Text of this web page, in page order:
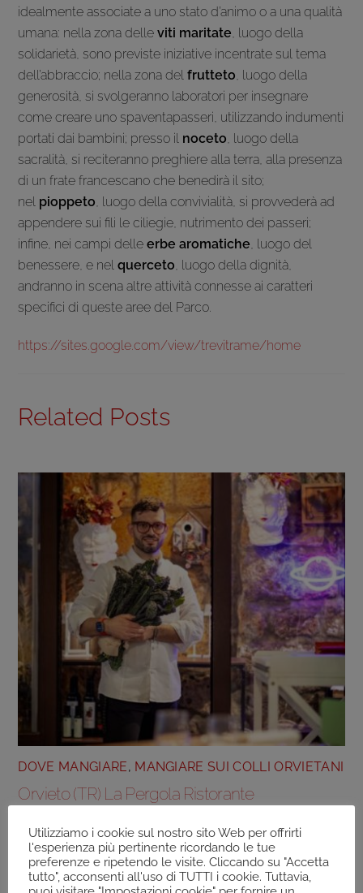
idealmente associate a uno stato d’animo o a una qualità
umana: nella zona delleviti maritate, luogo della
solidarietà, sono previste iniziative incentrate sul tema
dell’abbraccio; nella zona delfrutteto, luogo della
generosità, si svolgeranno laboratori per insegnare
come creare uno spaventapasseri, utilizzando indumenti
portati dai bambini; presso il noceto, luogo della
sacralità, si reciteranno preghiere alla terra, alla presenza
di un frate francescano che benedirà il sito;
nel pioppeto, luogo della convivialità, si provvederà ad
appendere sui fili le ciliegie, nutrimento dei passeri;
infine, nei campi delleerbe aromatiche, luogo del
benessere, e nelquerceto, luogo della dignità,
andranno in scena altre attività connesse ai caratteri
specifici di queste aree del Parco.
https://sites.google.com/view/trevitrame/home
Related Posts
DOVE MANGIARE, MANGIARE SUI COLLI ORVIETANI
Orvieto (TR) La Pergola Ristorante
Utilizziamo i cookie sul nostro sito Web per offrirti
l'esperienza più pertinente ricordando le tue
preferenze e ripetendo le visite. Cliccando su "Accetta
tutto", acconsenti all'uso di TUTTI i cookie. Tuttavia,